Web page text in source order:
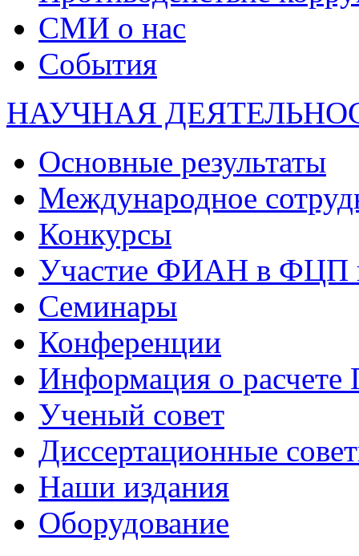
СМИ о нас
События
НАУЧНАЯ
Основные результаты
Международное
Конкурсы
Участие ФИАН в ФЦП
Семинары
Конференции
Информация о
Ученый совет
Диссертационные
Наши издания
Оборудование